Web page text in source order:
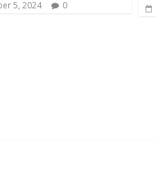
5, 2024 0